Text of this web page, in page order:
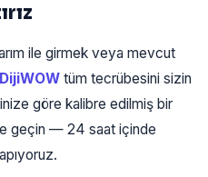
ile girmek veya mevcut
DijiWOW tüm tecrübesini sizin
göre kalibre edilmiş bir
geçin — 24 saat içinde